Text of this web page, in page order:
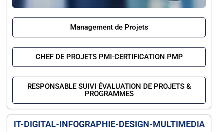
Management de Projets
CHEF DE PROJETS PMI-CERTIFICATION PMP
RESPONSABLE SUIVI ÉVALUATION DE PROJETS &
PROGRAMMES
IT-DIGITAL-INFOGRAPHIE-DESIGN-MULTIMEDIA